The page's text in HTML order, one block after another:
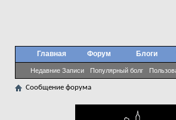
Главная Форум Блоги
Недавние Записи Популярный болг
Сообщение форума